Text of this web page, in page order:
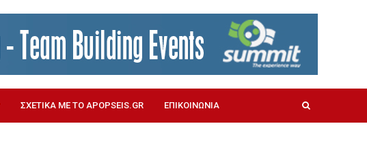
ΣΧΕΤΙΚΑ ΜΕ ΤΟ APOPSEIS.GR ΕΠΙΚΟΙΝΩΝΙΑ